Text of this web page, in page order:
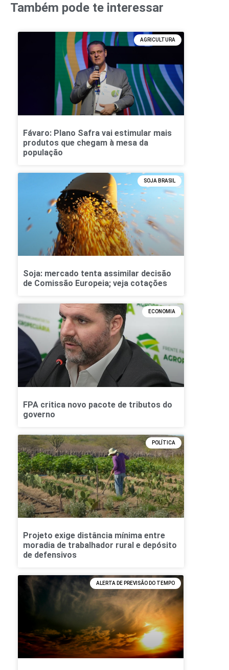
Também pode te interessar
AGRICULTURA
Fávaro: Plano Safra vai estimular mais
produtos que chegam à mesa da
população
SOJA BRASIL
Soja: mercado tenta assimilar decisão
de Comissão Europeia; veja cotações
ECONOMIA
FPA critica novo pacote de tributos do
governo
POLÍTICA
Projeto exige distância mínima entre
moradia de trabalhador rural e depósito
de defensivos
ALERTA DE PREVISÃO DO TEMPO